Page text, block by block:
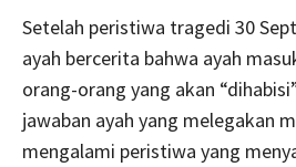
Setelah peristiwa tragedi 30
ayah bercerita bahwa ayah
orang-orang yang akan
jawaban ayah yang melegakan
mengalami peristiwa yang